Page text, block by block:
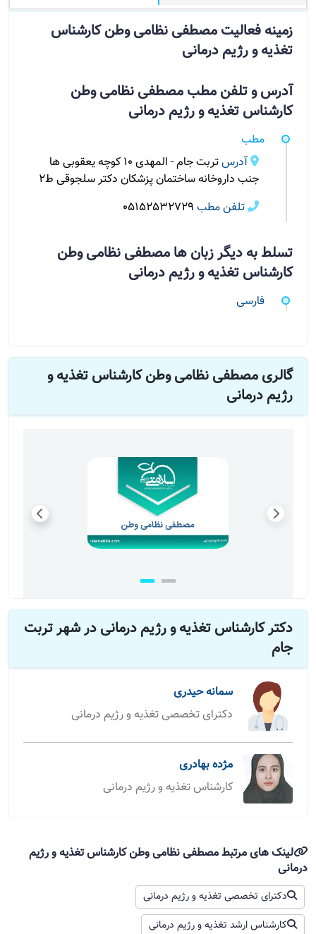
زمینه فعالیت مصطفی نظامی وطن کارشناس
تغذیه و رژیم درمانی
آدرس و تلفن مطب مصطفی نظامی وطن
کارشناس تغذیه و رژیم درمانی
مطب
آدرس
تربت جام - المهدی 10 کوچه یعقوبی ها
جنب داروخانه ساختمان پزشکان دکتر سلجوقی ط2
تلفن مطب
تسلط به دیگر زبان ها مصطفی نظامی وطن
کارشناس تغذیه و رژیم درمانی
فارسی
گالری مصطفی نظامی وطن کارشناس تغذیه و
رژیم درمانی
دکتر کارشناس تغذیه و رژیم درمانی در شهر تربت
جام
سمانه حیدری
دکترای تخصصی تغذیه و رژیم درمانی
مژده بهادری
کارشناس تغذیه و رژیم درمانی
لینک های مرتبط مصطفی نظامی وطن کارشناس تغذیه و رژیم
درمانی
دکترای تخصصی تغذیه و رژیم درمانی
کارشناس ارشد تغذیه و رژیم درمانی